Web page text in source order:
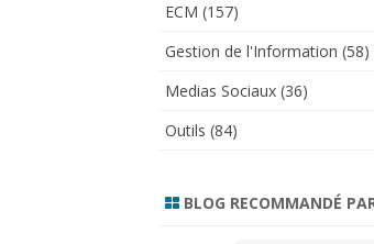
ECM (157)
Gestion de l'Information (58)
Medias Sociaux(36)
Outils (84)
BLOG RECOMMANDÉ